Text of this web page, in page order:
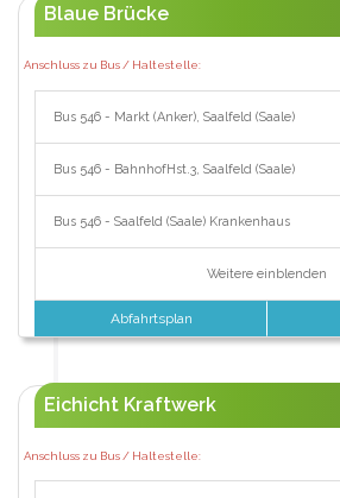
Blaue Brücke
Anschluss zu Bus / Haltestelle:
Bus 546 - Markt (Anker), Saalfeld (Saale)
Bus 546 - BahnhofHst.3, Saalfeld (Saale)
Bus 546 - Saalfeld (Saale) Krankenhaus
Weitere einblenden
Abfahrtsplan
Eichicht Kraftwerk
Anschluss zu Bus / Haltestelle: